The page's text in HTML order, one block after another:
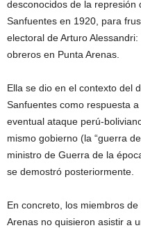
desconocidos de la represión
Sanfuentes en 1920, para
electoral de Arturo
obreros en Punta Arenas.
Ella se dio en el contexto del
Sanfuentes como respuesta
eventual ataque perú-
mismo gobierno (la “guerra
ministro de Guerra de la
se demostró posteriormente.
En concreto, los miembros
Arenas no quisieron asistir a